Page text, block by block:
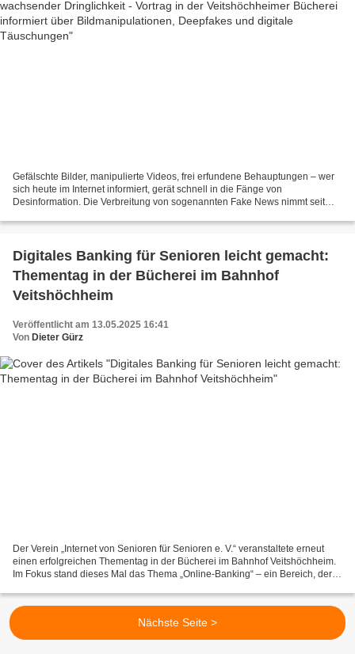
Gefälschte Bilder, manipulierte Videos, frei erfundene Behauptungen – wer
sich heute im Internet informiert, gerät schnell in die Fänge von
Desinformation. Die Verbreitung von sogenannten Fake News nimmt seit
Digitales Banking für Senioren leicht gemacht:
Thementag in der Bücherei im Bahnhof
Veitshöchheim
Veröffentlicht am 13.05.2025 16:41
Von Dieter Gürz
Der Verein „Internet von Senioren für Senioren e. V.“ veranstaltete erneut
einen erfolgreichen Thementag in der Bücherei im Bahnhof Veitshöchheim.
Im Fokus stand dieses Mal das Thema „Online-Banking“ – ein Bereich, der
Nächste Seite >